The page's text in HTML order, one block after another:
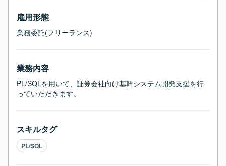
雇用形態
業務委託(フリーランス)
業務内容
PL/SQLを用いて、証券会社向け基幹システム開発支援を行
っていただきます。
スキルタグ
PL/SQL